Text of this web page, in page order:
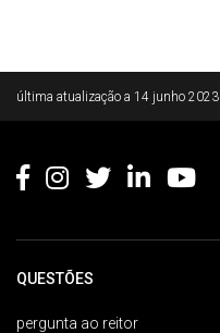
última atualização a 14 junho 2023
QUESTÕES
pergunta ao reitor